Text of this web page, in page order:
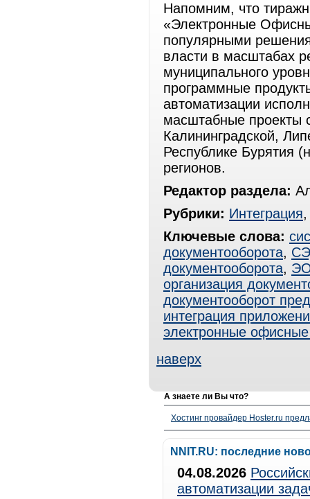
Напомним, что
«Электронные
популярными
власти в масштабах
муниципального
программные
автоматизации
масштабные проекты
Калининградской,
Республике Бурятия
регионов.
Редактор раздела:
Рубрики: Интеграция
Ключевые слова:
документооборота,
документооборота,
организация
документооборот
интеграция
электронные
наверх
А знаете ли Вы что?
Хостинг провайдер Hoster.ru
NNIT.RU: последние
04.08.2026
автоматизации